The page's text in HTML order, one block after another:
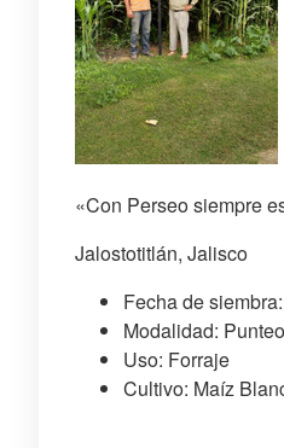
«Con Perseo siempre
Jalostotitlán, Jalisco
Fecha de
Modalidad: Punteo
Uso: Forraje
Cultivo: Maíz